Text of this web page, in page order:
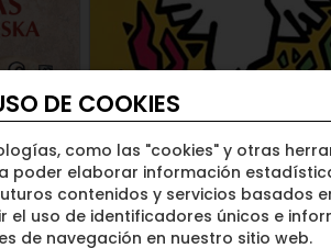
DE COOKIES
como las "cookies" y otras
poder elaborar información
contenidos y servicios basados
el uso de identificadores únicos e
de navegación en nuestro sitio web.
Viva Suecia no incluye
1.63€
Sábado15AGO.2026
Sevilla> Sala Even